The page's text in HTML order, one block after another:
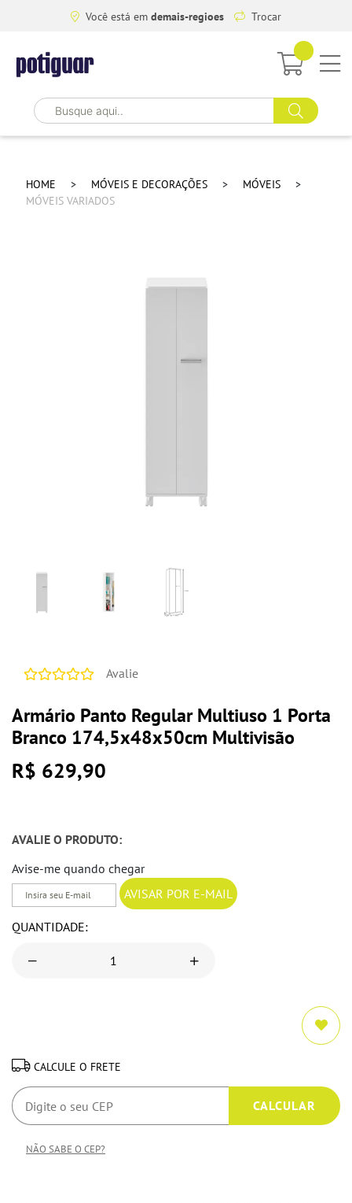
Você está em demais-regioes Trocar
HOME MÓVEIS E DECORAÇÕES
MÓVEIS
MÓVEIS VARIADOS
Avalie
Armário Panto Regular Multiuso 1 Porta
Branco 174,5x48x50cm Multivisão
R$ 629,90
AVALIE O PRODUTO:
Avise-me quando chegar
QUANTIDADE:
CALCULE O FRETE
NÃO SABE O CEP?